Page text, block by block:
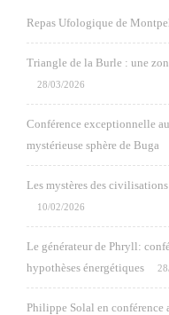
Repas Ufologique de
Triangle de la Burle : une
28/03/2026
Conférence exceptionnelle
mystérieuse sphère de Buga
Les mystères des
10/02/2026
Le générateur de Phryll:
hypothèses énergétiques
Philippe Solal en